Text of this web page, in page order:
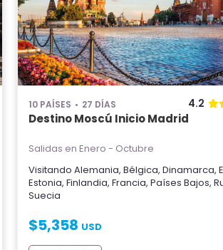
10 PAÍSES 27 DÍAS 4.2
Destino Moscú Inicio Madrid
Salidas en Enero - Octubre
VisitandoAlemania,Bélgica,Dinamarca,
Estonia,Finlandia,Francia,Países Bajos,
Suecia
$5,358 USD